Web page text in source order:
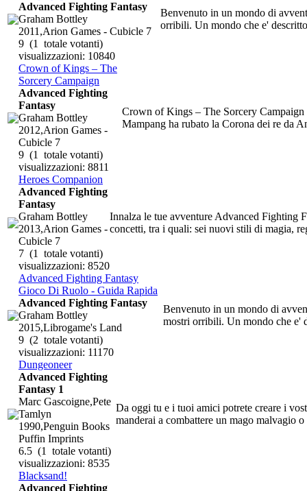
Benvenuto in un mondo di
orribili. Un mondo che e'
Advanced Fighting Fantasy
Graham Bottley
2011,Arion Games - Cubicle 7
9 (1 totale votanti)
visualizzazioni: 10840
Crown of Kings – The
Sorcery Campaign
Crown of Kings – The Sorcery
Mampang ha rubato la Corona dei re da
Advanced Fighting
Fantasy
Graham Bottley
2012,Arion Games -
Cubicle 7
9 (1 totale votanti)
visualizzazioni: 8811
Heroes Companion
Innalza le tue avventure Advanced Fighting
concetti, tra i quali: sei nuovi stili di magia,
Advanced Fighting
Fantasy
Graham Bottley
2013,Arion Games -
Cubicle 7
7 (1 totale votanti)
visualizzazioni: 8520
Advanced Fighting Fantasy
Gioco Di Ruolo - Guida Rapida
Benvenuto in un mondo di
mostri orribili. Un mondo che e'
Advanced Fighting Fantasy
Graham Bottley
2015,Librogame's Land
9 (2 totale votanti)
visualizzazioni: 11170
Dungeoneer
Da oggi tu e i tuoi amici potrete creare i
manderai a combattere un mago malvagio
Advanced Fighting
Fantasy 1
Marc Gascoigne,Pete
Tamlyn
1990,Penguin Books
Puffin Imprints
6.5 (1 totale votanti)
visualizzazioni: 8535
Blacksand!
Advanced Fighting